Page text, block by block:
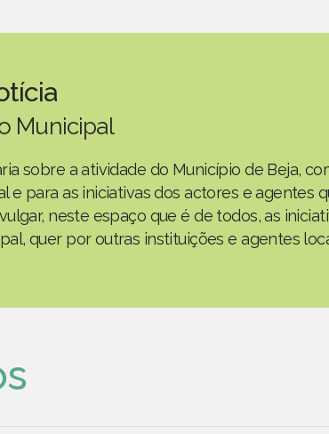
Municipal
sobre a atividade do Município de Beja,
e para as iniciativas dos actores e agentes
neste espaço que é de todos, as
quer por outras instituições e agentes